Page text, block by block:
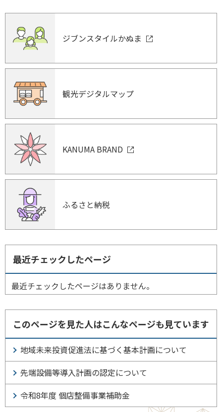
ジブンスタイルかぬま
観光デジタルマップ
KANUMA BRAND
ふるさと納税
最近チェックしたページ
最近チェックしたページはありません。
このページを見た人はこんなページも見ています
地域未来投資促進法に基づく基本計画について
先端設備等導入計画の認定について
令和8年度 個店整備事業補助金